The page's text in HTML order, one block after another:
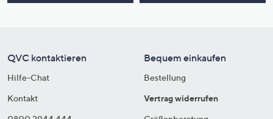
QVC kontaktieren
Hilfe-Chat
Kontakt
Bequem einkaufen
Bestellung
Vertrag widerrufen